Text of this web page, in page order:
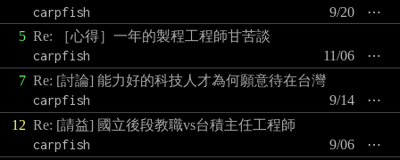
carpfish
⋯
9/20
5 Re: ［心得］一年的製程工程師甘苦談
carpfish
⋯
11/06
7 Re: [討論] 能力好的科技人才為何願意待在台灣
carpfish
⋯
9/14
12 Re: [請益] 國立後段教職vs台積主任工程師
carpfish
⋯
9/06